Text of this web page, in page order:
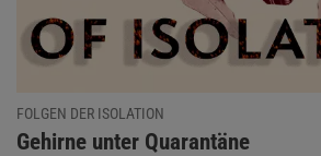
FOLGEN DER ISOLATION
:
Gehirne unter Quarantäne